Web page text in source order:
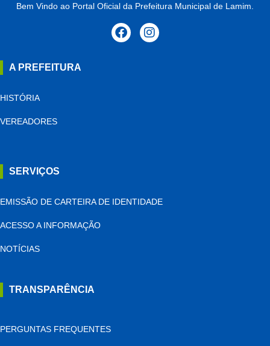
Bem Vindo ao Portal Oficial da Prefeitura Municipal de Lamim.
A PREFEITURA
HISTÓRIA
VEREADORES
SERVIÇOS
EMISSÃO DE CARTEIRA DE IDENTIDADE
ACESSO A INFORMAÇÃO
NOTÍCIAS
TRANSPARÊNCIA
PERGUNTAS FREQUENTES